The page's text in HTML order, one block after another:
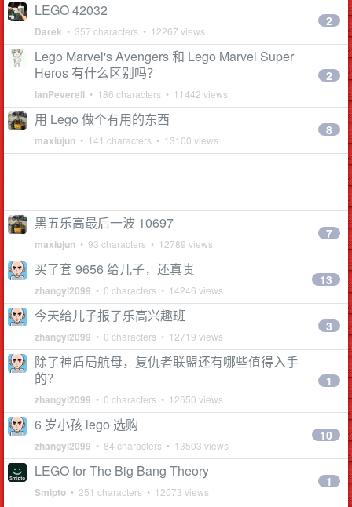
LEGO 42032
Darek • 357 characters • 12267 views
2
Lego Marvel's Avengers 和 Lego Marvel Super
Heros 有什么区别吗？
IanPeverell • 186 characters • 11442 views
2
用 Lego 做个有用的东西
maxiujun • 141 characters • 13100 views
8
黑五乐高最后一波 10697
maxiujun • 93 characters • 12789 views
7
买了套 9656 给儿子，还真贵
zhangyi2099 • 0 characters • 14246 views
13
今天给儿子报了乐高兴趣班
zhangyi2099 • 0 characters • 12719 views
3
除了神盾局航母，复仇者联盟还有哪些值得入手
的？
zhangyi2099 • 0 characters • 12650 views
1
6 岁小孩 lego 选购
zhangyi2099 • 84 characters • 13503 views
10
LEGO for The Big Bang Theory
Smipto • 251 characters • 12073 views
1